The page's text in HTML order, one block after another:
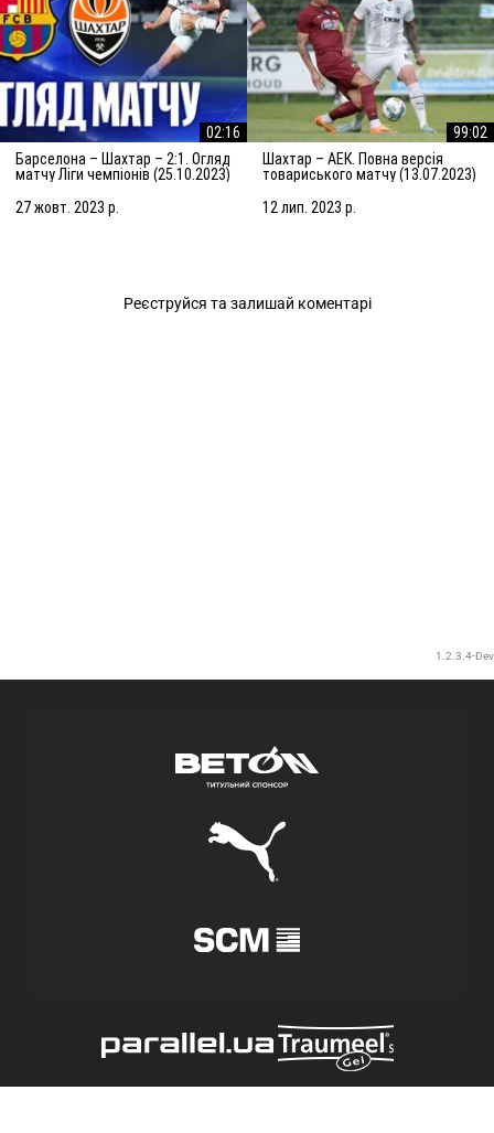
02:16
Барселона – Шахтар – 2:1. Огляд
матчу Ліги чемпіонів (25.10.2023)
27 жовт. 2023 р.
99:02
Шахтар – АЕК. Повна версія
товариського матчу (13.07.2023)
12 лип. 2023 р.